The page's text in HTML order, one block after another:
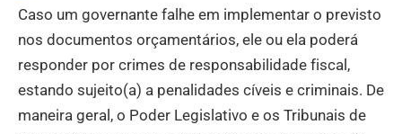
Caso um governante falhe em implementar o previsto
nos documentos orçamentários, ele ou ela poderá
responder por crimes de responsabilidade fiscal,
estando sujeito(a) a penalidades cíveis e criminais. De
maneira geral, o Poder Legislativo e os Tribunais de